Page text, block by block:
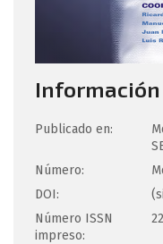
Publicado en:
Número:
DOI:
Número ISSN
impreso: